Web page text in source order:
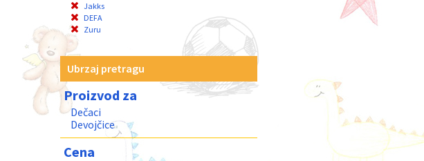
Jakks
DEFA
Zuru
Ubrzaj pretragu
Proizvod za
Dečaci
Devojčice
Cena